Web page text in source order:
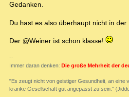
Gedanken.
Du hast es also überhaupt nicht in der
Der @Weiner ist schon klasse!
--
Immer daran denken: Die große Mehrheit der
"Es zeugt nicht von geistiger Gesundheit, an eine
kranke Gesellschaft gut angepasst zu sein."